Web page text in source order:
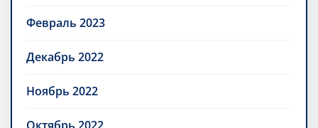
Февраль 2023
Декабрь 2022
Ноябрь 2022